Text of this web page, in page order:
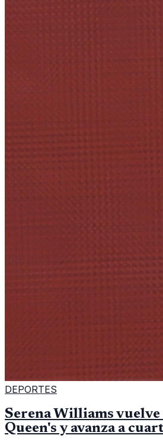
DEPORTES
Serena Williams
Queen's y avanza a